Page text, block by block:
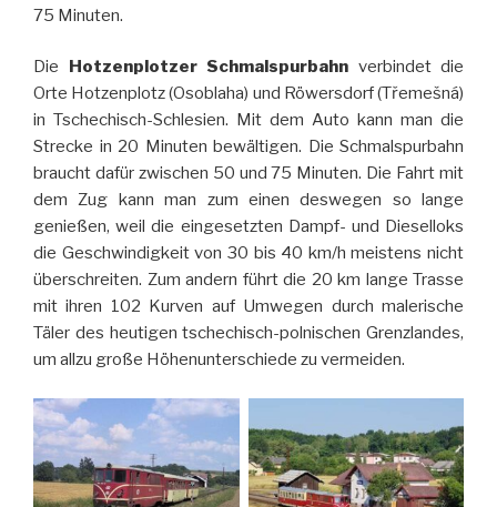
75 Minuten.
Die Hotzenplotzer Schmalspurbahn verbindet die
Orte Hotzenplotz (Osoblaha) und Röwersdorf (Třemešná)
in Tschechisch-Schlesien. Mit dem Auto kann man die
Strecke in 20 Minuten bewältigen. Die Schmalspurbahn
braucht dafür zwischen 50 und 75 Minuten. Die Fahrt mit
dem Zug kann man zum einen deswegen so lange
genießen, weil die eingesetzten Dampf- und Dieselloks
die Geschwindigkeit von 30 bis 40 km/h meistens nicht
überschreiten. Zum andern führt die 20 km lange Trasse
mit ihren 102 Kurven auf Umwegen durch malerische
Täler des heutigen tschechisch-polnischen Grenzlandes,
um allzu große Höhenunterschiede zu vermeiden.